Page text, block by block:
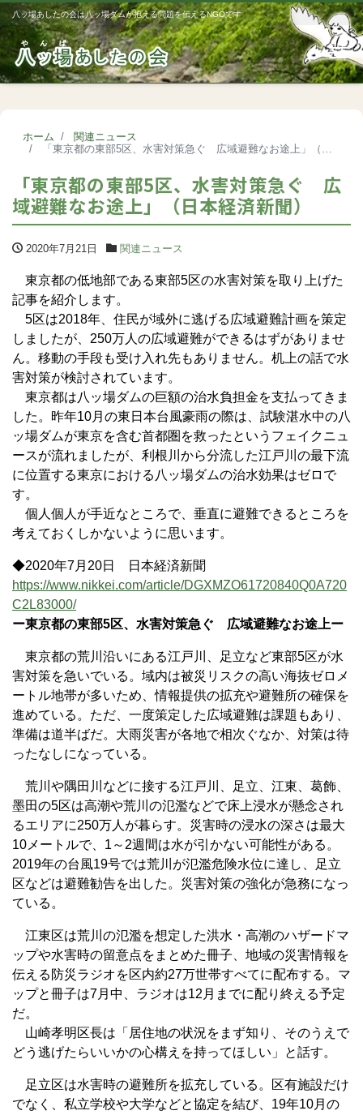
八ッ場あしたの会は八ッ場ダムが抱える問題を伝えるNGOです
ホーム
関連ニュース
「東京都の東部5区、水害対策急ぐ 広域避難なお途上」（日本経済新聞）
「東京都の東部5区、水害対策急ぐ 広
域避難なお途上」（日本経済新聞）
2020年7月21日 関連ニュース
東京都の低地部である東部5区の水害対策を取り上げた
記事を紹介します。
5区は2018年、住民が域外に逃げる広域避難計画を策定
しましたが、250万人の広域避難ができるはずがありませ
ん。移動の手段も受け入れ先もありません。机上の話で水
害対策が検討されています。
東京都は八ッ場ダムの巨額の治水負担金を支払ってきま
した。昨年10月の東日本台風豪雨の際は、試験湛水中の八
ッ場ダムが東京を含む首都圏を救ったというフェイクニュ
ースが流れましたが、利根川から分流した江戸川の最下流
に位置する東京における八ッ場ダムの治水効果はゼロで
す。
個人個人が手近なところで、垂直に避難できるところを
考えておくしかないように思います。
◆2020年7月20日 日本経済新聞
https://www.nikkei.com/article/DGXMZO61720840Q0A720
C2L83000/
ー東京都の東部5区、水害対策急ぐ 広域避難なお途上ー
東京都の荒川沿いにある江戸川、足立など東部5区が水
害対策を急いでいる。域内は被災リスクの高い海抜ゼロメ
ートル地帯が多いため、情報提供の拡充や避難所の確保を
進めている。ただ、一度策定した広域避難は課題もあり、
準備は道半ばだ。大雨災害が各地で相次ぐなか、対策は待
ったなしになっている。
荒川や隅田川などに接する江戸川、足立、江東、葛飾、
墨田の5区は高潮や荒川の氾濫などで床上浸水が懸念され
るエリアに250万人が暮らす。災害時の浸水の深さは最大
10メートルで、1～2週間は水が引かない可能性がある。
2019年の台風19号では荒川が氾濫危険水位に達し、足立
区などは避難勧告を出した。災害対策の強化が急務になっ
ている。
江東区は荒川の氾濫を想定した洪水・高潮のハザードマ
ップや水害時の留意点をまとめた冊子、地域の災害情報を
伝える防災ラジオを区内約27万世帯すべてに配布する。マ
ップと冊子は7月中、ラジオは12月までに配り終える予定
だ。
山崎孝明区長は「居住地の状況をまず知り、そのうえで
どう逃げたらいいかの心構えを持ってほしい」と話す。
足立区は水害時の避難所を拡充している。区有施設だけ
でなく、私立学校や大学などと協定を結び、19年10月の